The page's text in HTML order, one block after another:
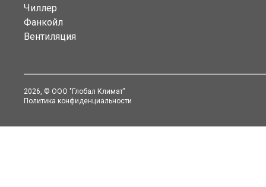
Чиллер
Фанкойл
Вентиляция
2026, © ООО "Глобал Климат"
Политика конфиденциальности